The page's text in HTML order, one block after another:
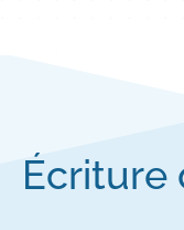
Écriture